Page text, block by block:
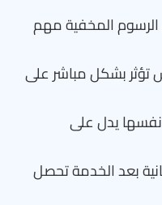
المخفية مهم
تؤثر بشكل مباشر على
نفسها يدل على
بعد الخدمة تحصل